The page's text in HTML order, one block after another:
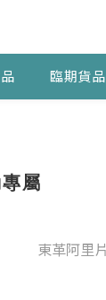
臨期貨品
屬